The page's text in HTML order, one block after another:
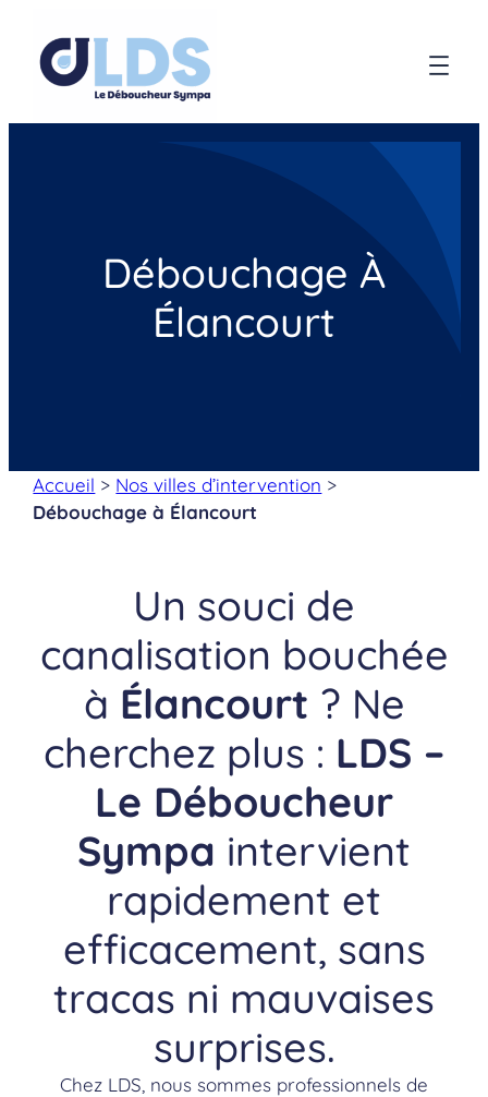
Débouchage À
Élancourt
Accueil > Nos villes d’intervention >
Débouchage à Élancourt
Un souci de
canalisation bouchée
à Élancourt ? Ne
cherchez plus : LDS –
Le Déboucheur
Sympa intervient
rapidement et
efficacement, sans
tracas ni mauvaises
surprises.
Chez LDS, nous sommes professionnels de